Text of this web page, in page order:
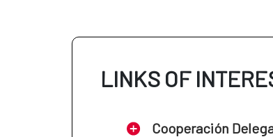
LINKS OF
Cooperación